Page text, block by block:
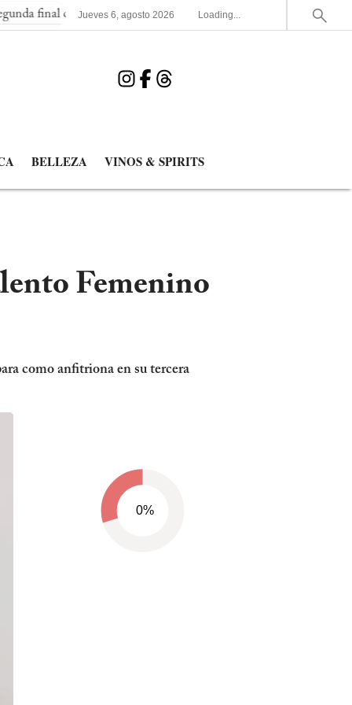
consecutiva del Mundial España elimina a Francia y
Jueves 6,agosto 2026 Loading...
BELLEZA VINOS & SPIRITS
Femenino
como anfitriona en su tercera
0%